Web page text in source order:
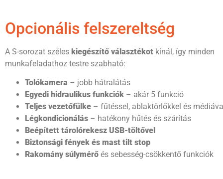
Opcionális felszereltség
A S-sorozat széles kiegészítő választékot kínál, így minden
munkafeladathoz testre szabható:
Tolókamera – jobb hátralátás
Egyedi hidraulikus funkciók – akár 5 funkció
Teljes vezetőfülke – fűtéssel, ablaktörlőkkel és
Légkondicionálás – hatékony hűtés és szárítás
Beépített tárolórekesz USB-töltővel
Biztonsági fények és mast tilt stop
Rakomány súlymérő és sebesség-csökkentő funkciók